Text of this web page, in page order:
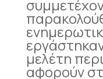
μελέτη
αφορούν